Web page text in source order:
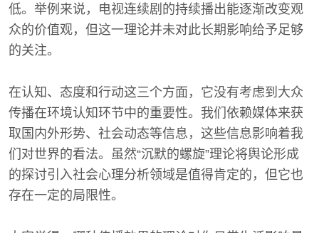
低。举例来说，电视连续剧的持续播出能逐渐改变观
众的价值观，但这一理论并未对此长期影响给予足够
的关注。
在认知、态度和行动这三个方面，它没有考虑到大众
传播在环境认知环节中的重要性。我们依赖媒体来获
取国内外形势、社会动态等信息，这些信息影响着我
们对世界的看法。虽然“沉默的螺旋”理论将舆论形成
的探讨引入社会心理分析领域是值得肯定的，但它也
存在一定的局限性。